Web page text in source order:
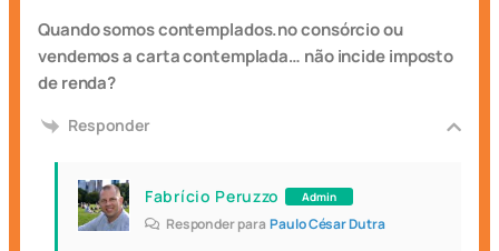
Quando somos contemplados.no consórcio ou
vendemos a carta contemplada… não incide imposto
de renda?
Responder
Fabrício Peruzzo Admin
Responder paraPaulo César Dutra